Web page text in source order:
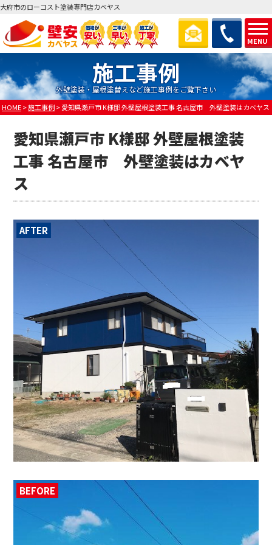
MENU
大府市のローコスト塗装専門店カベヤス
施工事例
外壁塗装・屋根塗替えなど施工事例をご覧下さい
HOME>施工事例>愛知県瀬戸市 K様邸 外壁屋根塗装工事 名古屋市 外壁塗装はカベヤス
愛知県瀬戸市 K様邸 外壁屋根塗装
工事 名古屋市 外壁塗装はカベヤ
ス
AFTER
BEFORE